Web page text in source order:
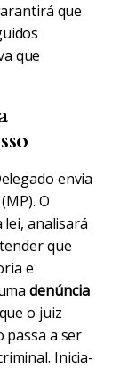
que
que
envia
O
analisará
que
e
denúncia
o juiz
passa a ser
Inicia-